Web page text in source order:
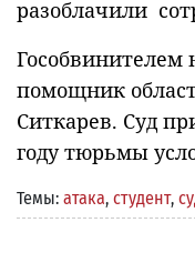
разоблачили
Гособвинителем
помощник
Ситкарев. Суд
году тюрьмы
Темы: атака, студент,